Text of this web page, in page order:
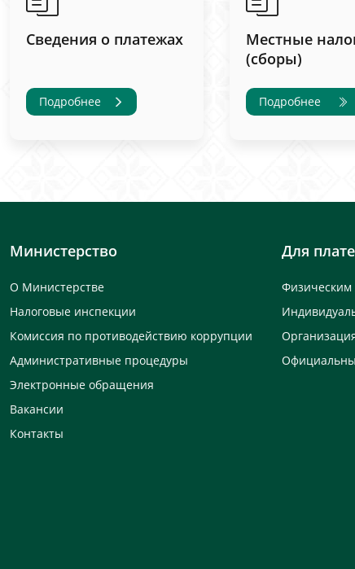
Сведения о платежах
Подробнее
Местные
(сборы)
Подробнее
Министерство
О Министерстве
Налоговые инспекции
Комиссия по противодействию коррупции
Административные процедуры
Электронные обращения
Вакансии
Контакты
Для
Физическим